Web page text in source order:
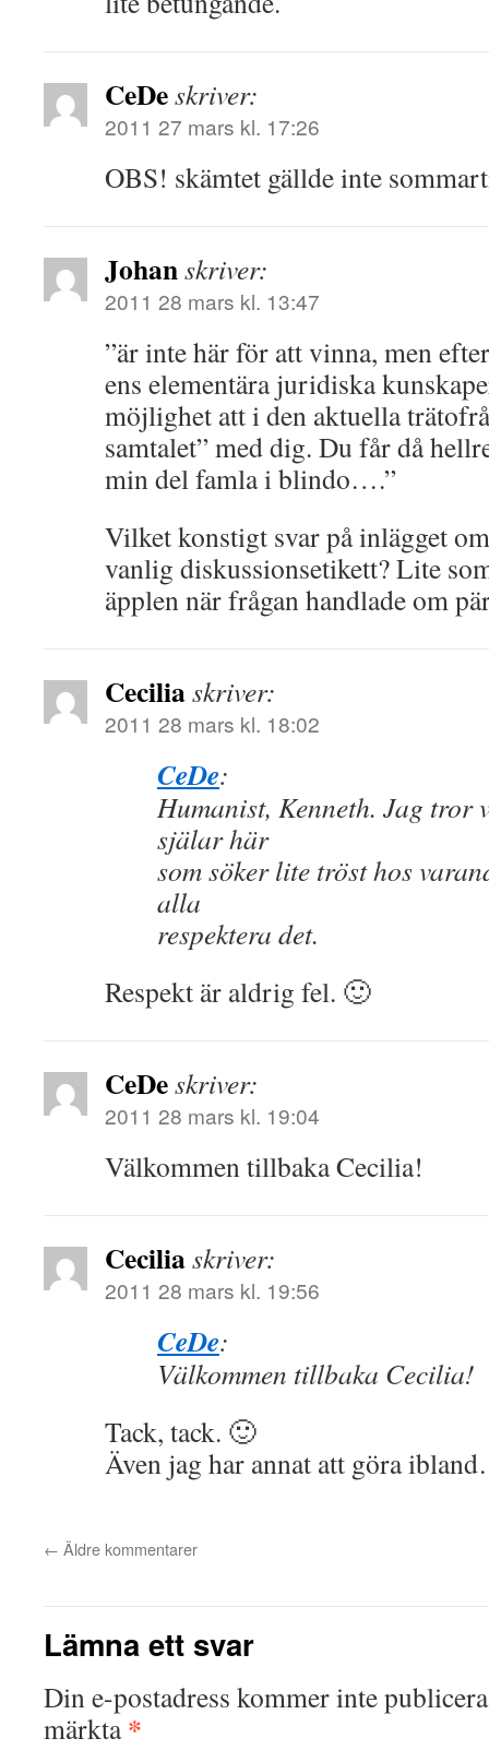
CeDeskriver:
2011 27 mars kl. 17:26
OBS! skämtet gällde inte
Johanskriver:
2011 28 mars kl. 13:47
”är inte här för att vinna, men
ens elementära juridiska
möjlighet att i den aktuella
samtalet” med dig. Du får då
min del famla i blindo….”
Vilket konstigt svar på inlägget
vanlig diskussionsetikett? Lite
äpplen när frågan handlade om
Ceciliaskriver:
2011 28 mars kl. 18:02
CeDe:
Humanist, Kenneth. Jag tror
själar här
som söker lite tröst hos
alla
respektera det.
Respekt är aldrig fel. 🙂
CeDeskriver:
2011 28 mars kl. 19:04
Välkommen tillbaka Cecilia!
Ceciliaskriver:
2011 28 mars kl. 19:56
CeDe:
Välkommen tillbaka Cecilia!
Tack, tack. 🙂
Även jag har annat att göra
← Äldre kommentarer
Lämna ett svar
Din e-postadress kommer inte
märkta*